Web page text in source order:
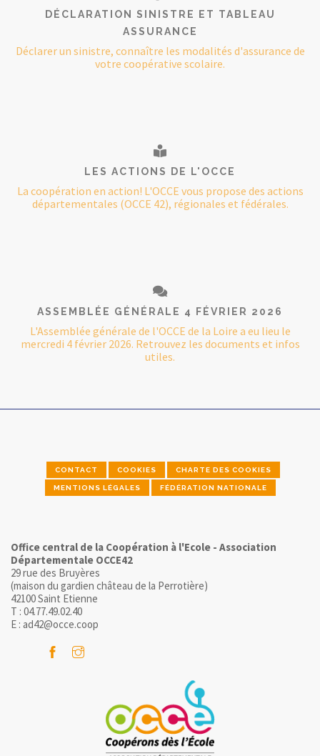
DÉCLARATION SINISTRE ET TABLEAU
ASSURANCE
Déclarer un sinistre, connaître les modalités d'assurance de
votre coopérative scolaire.
LES ACTIONS DE L'OCCE
La coopération en action! L'OCCE vous propose des actions
départementales (OCCE 42), régionales et fédérales.
ASSEMBLÉE GÉNÉRALE 4 FÉVRIER 2026
L'Assemblée générale de l'OCCE de la Loire a eu lieu le
mercredi 4 février 2026. Retrouvez les documents et infos
utiles.
CONTACT COOKIES CHARTE DES COOKIES
MENTIONS LÉGALES FÉDÉRATION NATIONALE
Office central de la Coopération à l'Ecole - Association
Départementale OCCE42
29 rue des Bruyères
(maison du gardien château de la Perrotière)
42100 Saint Etienne
T : 04.77.49.02.40
E : ad42@occe.coop